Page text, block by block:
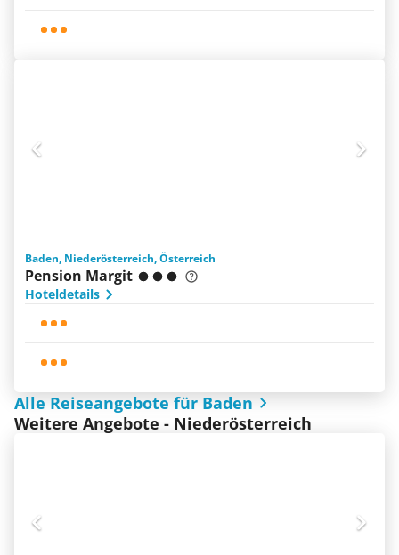
Baden, Niederösterreich, Österreich
Pension Margit
Hoteldetails
Alle Reiseangebote für Baden
Weitere Angebote - Niederösterreich